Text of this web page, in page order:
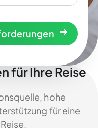
für Ihre Reise
hohe
für eine